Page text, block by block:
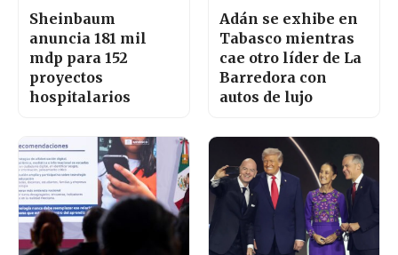
Sheinbaum
anuncia 181 mil
mdp para 152
proyectos
hospitalarios
Adán se exhibe en
Tabasco mientras
cae otro líder de La
Barredora con
autos de lujo